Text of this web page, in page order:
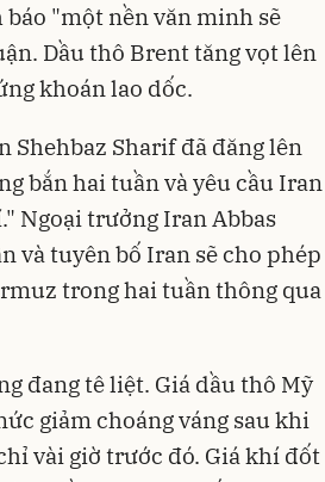
báo "một nền văn minh sẽ
Dầu thô Brent tăng vọt lên
khoán lao dốc.
Shehbaz Sharif đã đăng lên
bắn hai tuần và yêu cầu Iran
Ngoại trưởng Iran Abbas
và tuyên bố Iran sẽ cho phép
trong hai tuần thông qua
đang tê liệt. Giá dầu thô Mỹ
giảm choáng váng sau khi
vài giờ trước đó. Giá khí đốt